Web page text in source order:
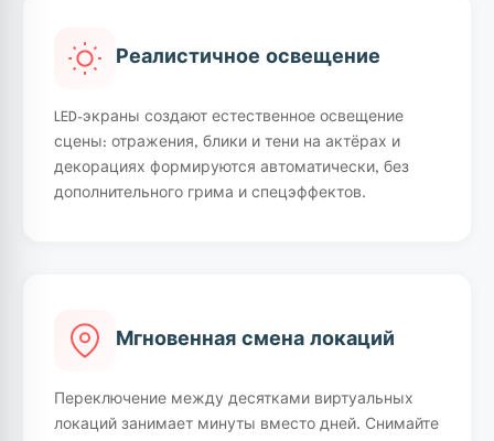
Реалистичное освещение
LED-экраны создают естественное освещение
сцены: отражения, блики и тени на актёрах и
декорациях формируются автоматически, без
дополнительного грима и спецэффектов.
Мгновенная смена локаций
Переключение между десятками виртуальных
локаций занимает минуты вместо дней. Снимайте